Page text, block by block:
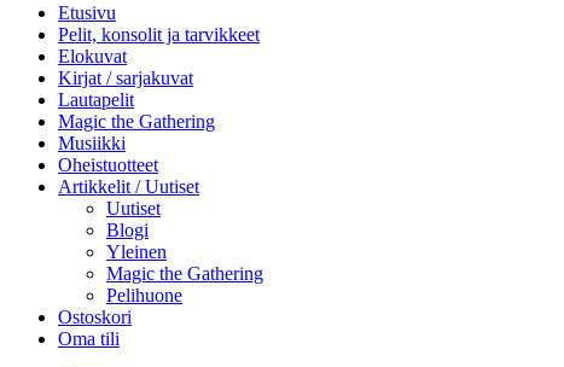
Etusivu
Pelit, konsolit ja tarvikkeet
Elokuvat
Kirjat / sarjakuvat
Lautapelit
Magic the Gathering
Musiikki
Oheistuotteet
Artikkelit / Uutiset
Uutiset
Blogi
Yleinen
Magic the Gathering
Pelihuone
Ostoskori
Oma tili